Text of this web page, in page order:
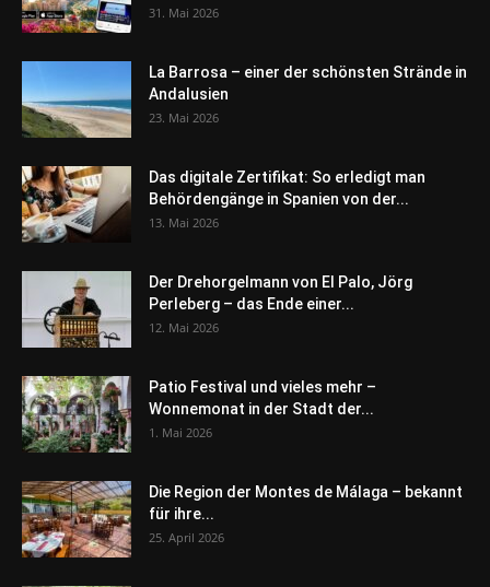
31. Mai 2026
La Barrosa – einer der schönsten Strände in
Andalusien
23. Mai 2026
Das digitale Zertifikat: So erledigt man
Behördengänge in Spanien von der...
13. Mai 2026
Der Drehorgelmann von El Palo, Jörg
Perleberg – das Ende einer...
12. Mai 2026
Patio Festival und vieles mehr –
Wonnemonat in der Stadt der...
1. Mai 2026
Die Region der Montes de Málaga – bekannt
für ihre...
25. April 2026